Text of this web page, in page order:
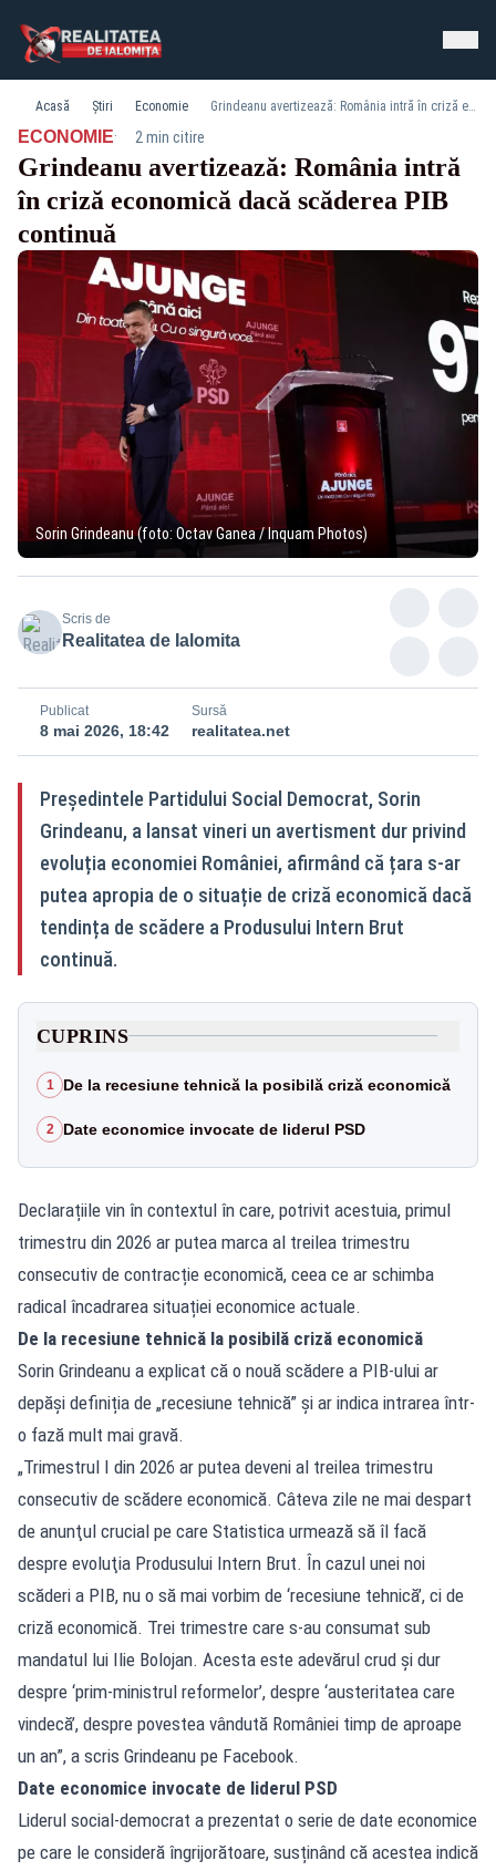
Acasă Știri Economie Grindeanu avertizează: România intră în criză economică dacă scăderea PIB continuă
ECONOMIE· 2 min citire
Grindeanu avertizează: România intră
în criză economică dacă scăderea PIB
continuă
Sorin Grindeanu (foto: Octav Ganea / Inquam Photos)
Scris de
Realitatea de Ialomita
Publicat
8 mai 2026, 18:42
Sursă
realitatea.net
Președintele Partidului Social Democrat, Sorin
Grindeanu, a lansat vineri un avertisment dur privind
evoluția economiei României, afirmând că țara s-ar
putea apropia de o situație de criză economică dacă
tendința de scădere a Produsului Intern Brut
continuă.
CUPRINS
1 De la recesiune tehnică la posibilă criză economică
2 Date economice invocate de liderul PSD
Declarațiile vin în contextul în care, potrivit acestuia, primul
trimestru din 2026 ar putea marca al treilea trimestru
consecutiv de contracție economică, ceea ce ar schimba
radical încadrarea situației economice actuale.
De la recesiune tehnică la posibilă criză economică
Sorin Grindeanu a explicat că o nouă scădere a PIB-ului ar
depăși definiția de „recesiune tehnică” și ar indica intrarea într-
o fază mult mai gravă.
„Trimestrul I din 2026 ar putea deveni al treilea trimestru
consecutiv de scădere economică. Câteva zile ne mai despart
de anunţul crucial pe care Statistica urmează să îl facă
despre evoluţia Produsului Intern Brut. În cazul unei noi
scăderi a PIB, nu o să mai vorbim de ‘recesiune tehnică’, ci de
criză economică. Trei trimestre care s-au consumat sub
mandatul lui Ilie Bolojan. Acesta este adevărul crud şi dur
despre ‘prim-ministrul reformelor’, despre ‘austeritatea care
vindecă’, despre povestea vândută României timp de aproape
un an”, a scris Grindeanu pe Facebook.
Date economice invocate de liderul PSD
Liderul social-democrat a prezentat o serie de date economice
pe care le consideră îngrijorătoare, susținând că acestea indică